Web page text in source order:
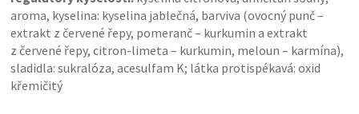
aroma, kyselina: kyselina jablečná, barviva (ovocný punč –
extrakt z červené řepy, pomeranč – kurkumin a extrakt
z červené řepy, citron-limeta – kurkumin, meloun – karmína),
sladidla: sukralóza, acesulfam K; látka protispékavá: oxid
křemičitý